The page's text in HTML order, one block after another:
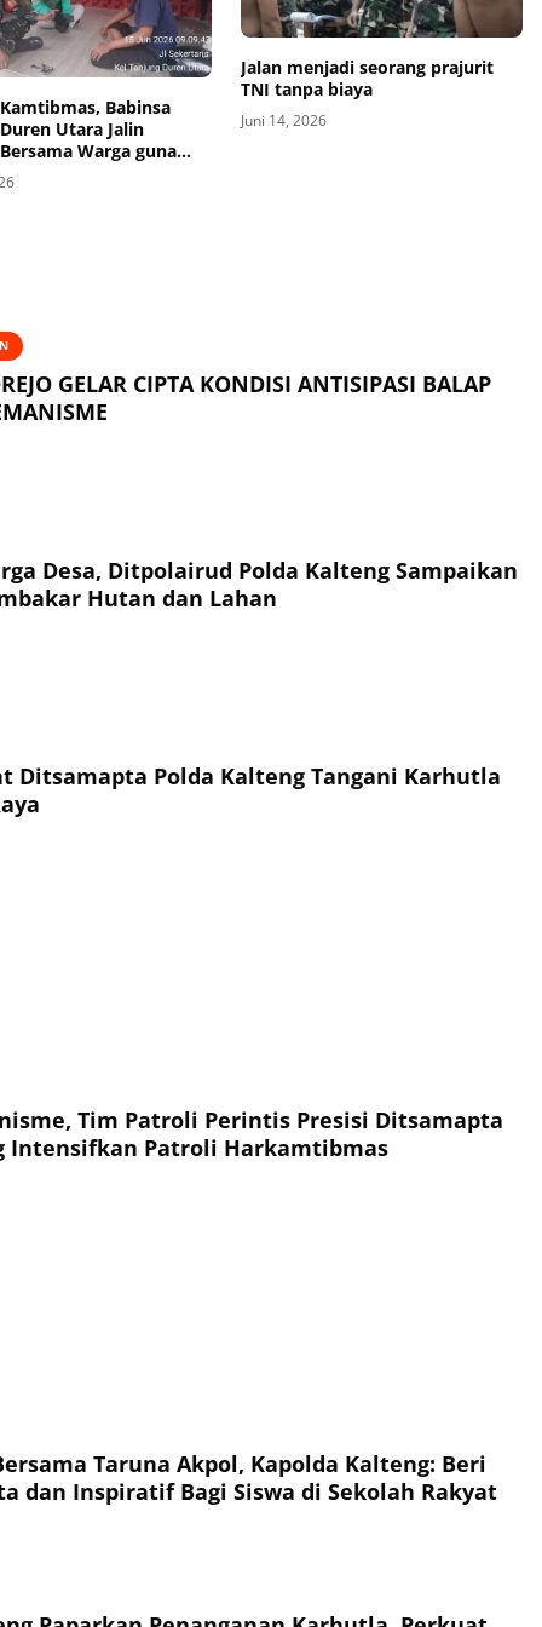
Babinsa
Utara Jalin
Warga guna
Jalan menjadi seorang prajurit
TNI tanpa biaya
Juni 14, 2026
GELAR CIPTA KONDISI ANTISIPASI BALAP
Desa, Ditpolairud Polda Kalteng Sampaikan
Hutan dan Lahan
Ditsamapta Polda Kalteng Tangani Karhutla
Tim Patroli Perintis Presisi Ditsamapta
Intensifkan Patroli Harkamtibmas
Taruna Akpol, Kapolda Kalteng: Beri
dan Inspiratif Bagi Siswa di Sekolah Rakyat